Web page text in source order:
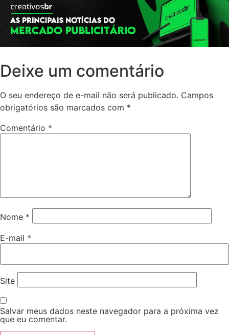
Deixe um comentário
O seu endereço de e-mail não será publicado. Campos
obrigatórios são marcados com *
Comentário *
Nome *
E-mail *
Site
Salvar meus dados neste navegador para a próxima vez
que eu comentar.